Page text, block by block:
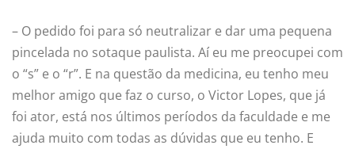
– O pedido foi para só neutralizar e dar uma pequena
pincelada no sotaque paulista. Aí eu me preocupei com
o “s” e o “r”. E na questão da medicina, eu tenho meu
melhor amigo que faz o curso, o Victor Lopes, que já
foi ator, está nos últimos períodos da faculdade e me
ajuda muito com todas as dúvidas que eu tenho. E